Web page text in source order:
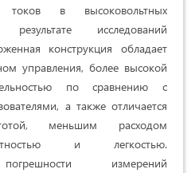
токов в высоковольтных
исследований
конструкция обладает
управления, более высокой
по сравнению с
а также отличается
меньшим расходом
и легкостью.
измерений